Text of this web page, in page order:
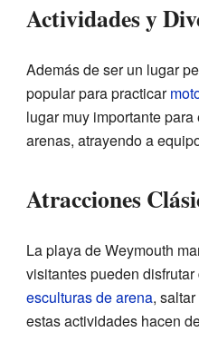
Actividades y
Además de ser un lugar
popular para practicar
lugar muy importante para
arenas, atrayendo a
Atracciones
La playa de Weymouth
visitantes pueden
esculturas de arena, saltar
estas actividades hacen